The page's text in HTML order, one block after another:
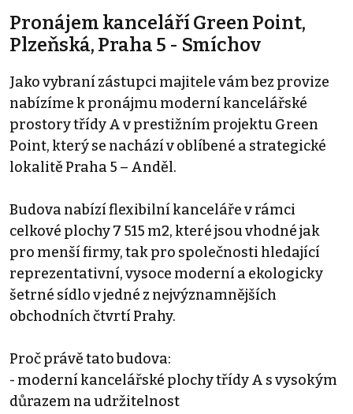
Pronájem kanceláří Green Point,
Plzeňská, Praha 5 - Smíchov
Jako vybraní zástupci majitele vám bez provize
nabízíme k pronájmu moderní kancelářské
prostory třídy A v prestižním projektu Green
Point, který se nachází v oblíbené a strategické
lokalitě Praha 5 – Anděl.
Budova nabízí flexibilní kanceláře v rámci
celkové plochy 7 515 m2, které jsou vhodné jak
pro menší firmy, tak pro společnosti hledající
reprezentativní, vysoce moderní a ekologicky
šetrné sídlo v jedné z nejvýznamnějších
obchodních čtvrtí Prahy.
Proč právě tato budova:
- moderní kancelářské plochy třídy A s vysokým
důrazem na udržitelnost